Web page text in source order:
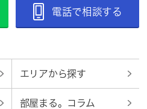
電話で相談する
エリアから探す
部屋まる。コラム